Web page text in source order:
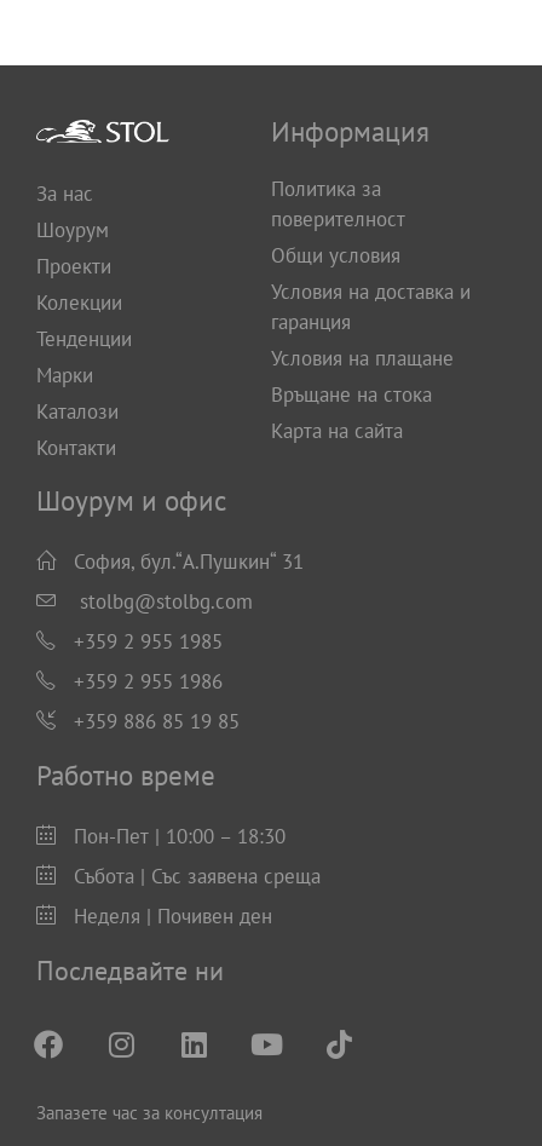
За нас
Шоурум
Проекти
Колекции
Тенденции
Марки
Каталози
Контакти
Информация
Политика за
поверителност
Общи условия
Условия на доставка и
гаранция
Условия на плащане
Връщане на стока
Карта на сайта
Шоурум и офис
София, бул.“А.Пушкин“ 31
stolbg@stolbg.com
+359 2 955 1985
+359 2 955 1986
+359 886 85 19 85
Работно време
Пон-Пет | 10:00 – 18:30
Събота | Със заявена среща
Неделя | Почивен ден
Последвайте ни
Запазете час за консултация